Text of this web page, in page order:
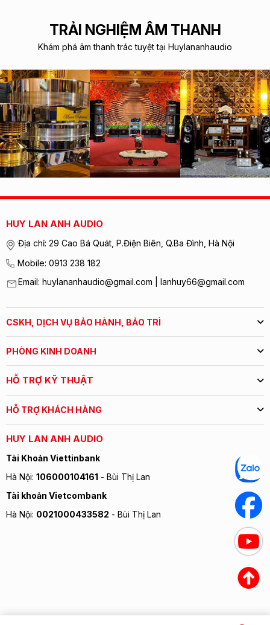
TRẢI NGHIỆM ÂM THANH
Khám phá âm thanh trác tuyệt tại Huylananhaudio
HUY LAN ANH AUDIO
Địa chỉ: 29 Cao Bá Quát, P.Điện Biên, Q.Ba Đình, Hà Nội
Mobile: 0913 238 182
Email: huylananhaudio@gmail.com | lanhuy66@gmail.com
CSKH, DỊCH VỤ BẢO HÀNH, BẢO TRÌ
PHÒNG KINH DOANH
HỖ TRỢ KỸ THUẬT
HỖ TRỢ KHÁCH HÀNG
HUY LAN ANH AUDIO
Tài Khoản Viettinbank
Hà Nội: 106000104161 - Bùi Thị Lan
Tài khoản Vietcombank
Hà Nội: 0021000433582 - Bùi Thị Lan